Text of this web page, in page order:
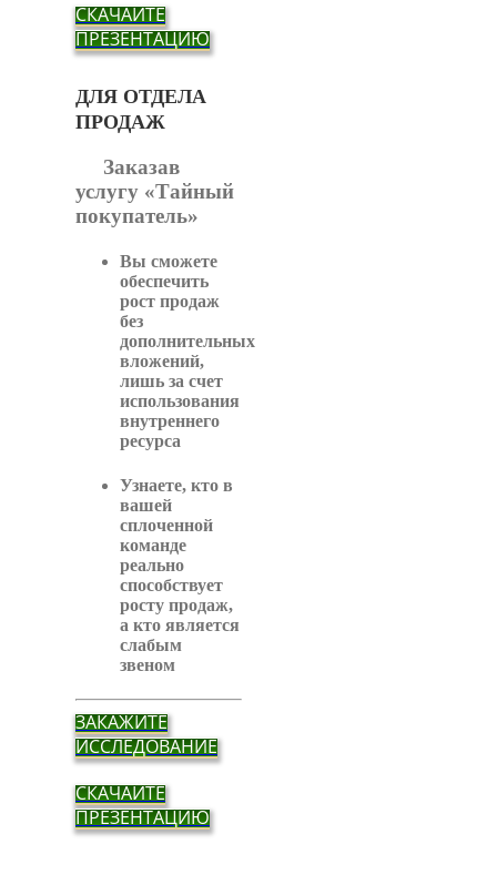
СКАЧАЙТЕ
ПРЕЗЕНТАЦИЮ
ДЛЯ ОТДЕЛА
ПРОДАЖ
Заказав
услугу «Тайный
покупатель»
Вы сможете
обеспечить
рост продаж
без
дополнительных
вложений,
лишь за счет
использования
внутреннего
ресурса
Узнаете, кто в
вашей
сплоченной
команде
реально
способствует
росту продаж,
а кто является
слабым
звеном
ЗАКАЖИТЕ
ИССЛЕДОВАНИЕ
СКАЧАЙТЕ
ПРЕЗЕНТАЦИЮ